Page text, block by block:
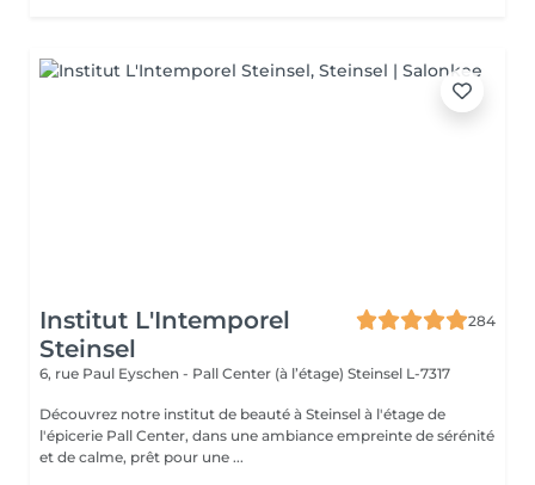
Institut L'Intemporel
Steinsel
284
6, rue Paul Eyschen - Pall Center (à l’étage) Steinsel L-7317
Découvrez notre institut de beauté à Steinsel à l'étage de
l'épicerie Pall Center, dans une ambiance empreinte de sérénité
et de calme, prêt pour une ...